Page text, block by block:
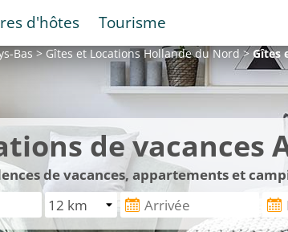
d'hôtes Tourisme
Bas>Gîtes et LocationsHollande du Nord>Gîtes
de vacances
de vacances, appartements et